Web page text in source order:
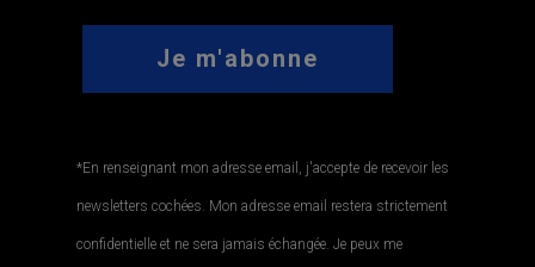
*En renseignant mon adresse email, j'accepte de recevoir les
newsletters cochées. Mon adresse email restera strictement
confidentielle et ne sera jamais échangée. Je peux me